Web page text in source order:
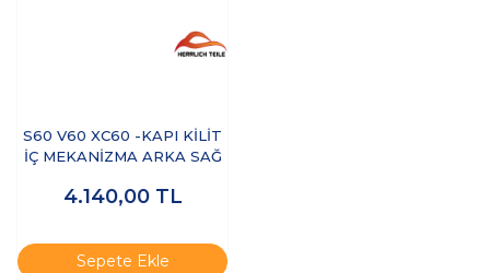
S60 V60 XC60 -KAPI KİLİT
İÇ MEKANİZMA ARKA SAĞ
4.140,00 TL
Sepete Ekle